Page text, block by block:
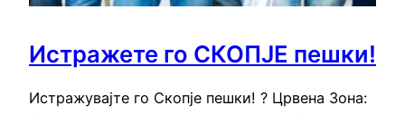
Истражете го СКОПЈЕ пешки!
Истражувајте го Скопје пешки! ? Црвена Зона: